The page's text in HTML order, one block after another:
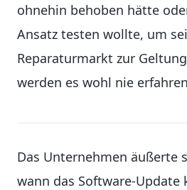
ohnehin behoben hätte
Ansatz testen wollte, um
Reparaturmarkt zur
werden es wohl nie
Das Unternehmen äußerte
wann das Software-Update